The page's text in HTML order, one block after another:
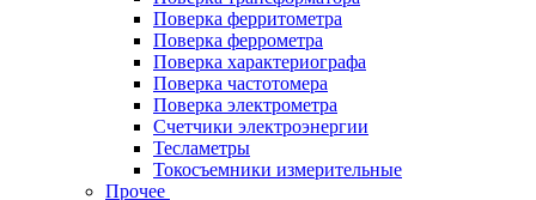
Поверка ферритометра
Поверка феррометра
Поверка характериографа
Поверка частотомера
Поверка электрометра
Счетчики электроэнергии
Тесламетры
Токосъемники измерительные
Прочее